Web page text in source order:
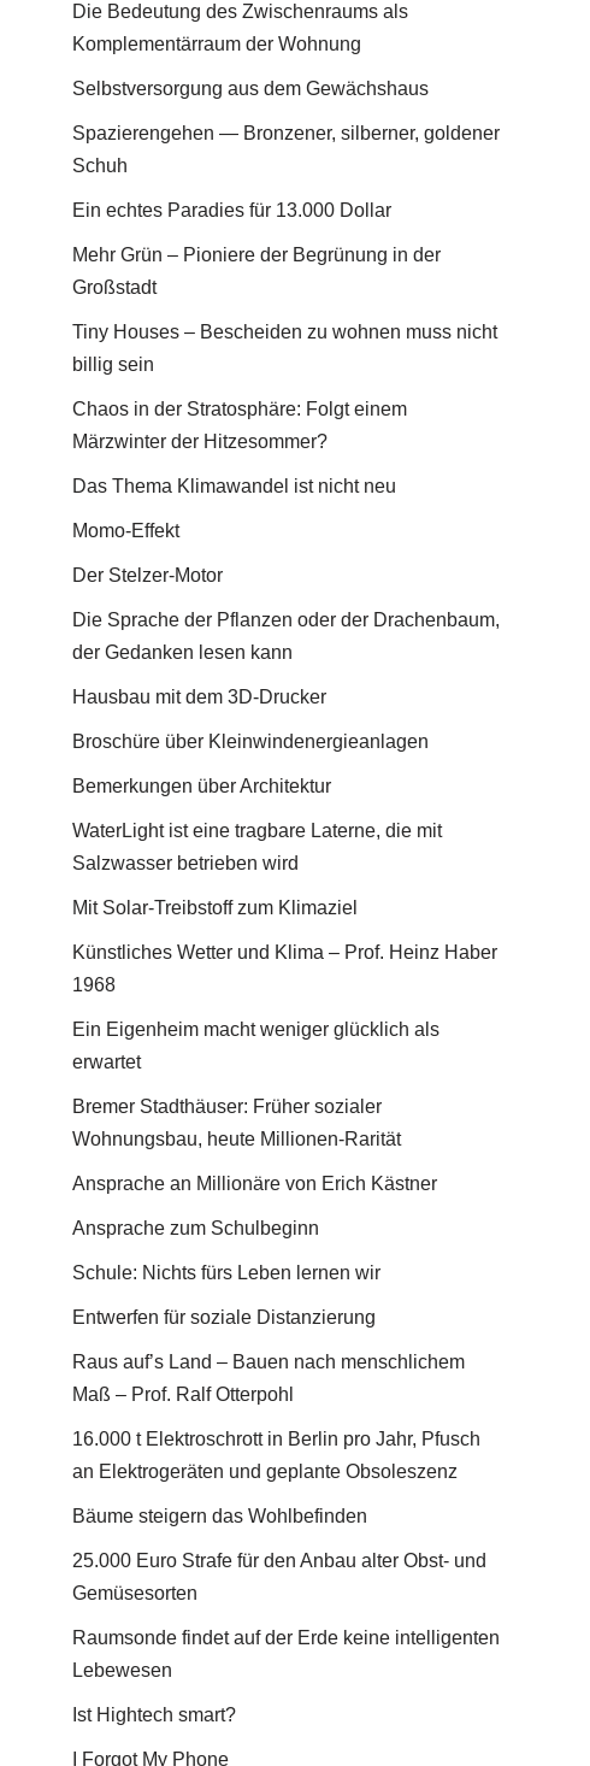
Die Bedeutung des Zwischenraums als
Komplementärraum der Wohnung
Selbstversorgung aus dem Gewächshaus
Spazierengehen — Bronzener, silberner, goldener
Schuh
Ein echtes Paradies für 13.000 Dollar
Mehr Grün – Pioniere der Begrünung in der
Großstadt
Tiny Houses – Bescheiden zu wohnen muss nicht
billig sein
Chaos in der Stratosphäre: Folgt einem
Märzwinter der Hitzesommer?
Das Thema Klimawandel ist nicht neu
Momo-Effekt
Der Stelzer-Motor
Die Sprache der Pflanzen oder der Drachenbaum,
der Gedanken lesen kann
Hausbau mit dem 3D-Drucker
Broschüre über Kleinwindenergieanlagen
Bemerkungen über Architektur
WaterLight ist eine tragbare Laterne, die mit
Salzwasser betrieben wird
Mit Solar-Treibstoff zum Klimaziel
Künstliches Wetter und Klima – Prof. Heinz Haber
1968
Ein Eigenheim macht weniger glücklich als
erwartet
Bremer Stadthäuser: Früher sozialer
Wohnungsbau, heute Millionen-Rarität
Ansprache an Millionäre von Erich Kästner
Ansprache zum Schulbeginn
Schule: Nichts fürs Leben lernen wir
Entwerfen für soziale Distanzierung
Raus auf’s Land – Bauen nach menschlichem
Maß – Prof. Ralf Otterpohl
16.000 t Elektroschrott in Berlin pro Jahr, Pfusch
an Elektrogeräten und geplante Obsoleszenz
Bäume steigern das Wohlbefinden
25.000 Euro Strafe für den Anbau alter Obst- und
Gemüsesorten
Raumsonde findet auf der Erde keine intelligenten
Lebewesen
Ist Hightech smart?
I Forgot My Phone